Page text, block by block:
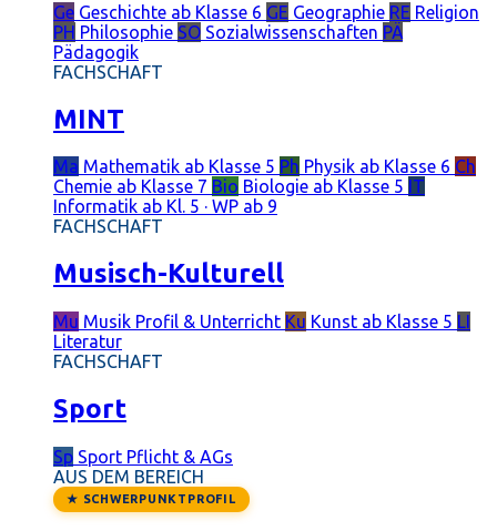
Ge Geschichte ab Klasse 6 GE Geographie RE Religion
PH Philosophie SO Sozialwissenschaften PÄ
Pädagogik
FACHSCHAFT
MINT
Ma Mathematik ab Klasse 5 Ph Physik ab Klasse 6 Ch
Chemie ab Klasse 7 Bio Biologie ab Klasse 5 IT
Informatik ab Kl. 5 · WP ab 9
FACHSCHAFT
Musisch-Kulturell
Mu Musik Profil & Unterricht Ku Kunst ab Klasse 5 LI
Literatur
FACHSCHAFT
Sport
Sp Sport Pflicht & AGs
AUS DEM BEREICH
★ SCHWERPUNKTPROFIL